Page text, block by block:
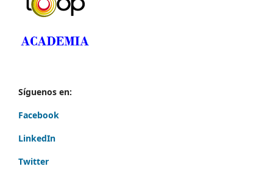
Síguenos en:
Facebook
LinkedIn
Twitter